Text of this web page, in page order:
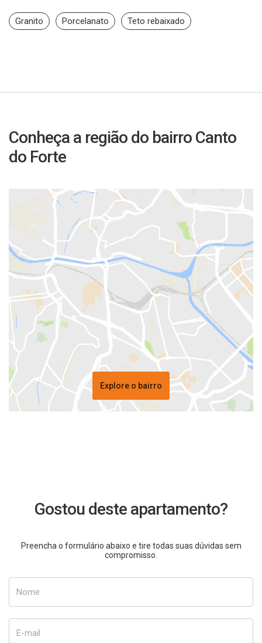
Granito Porcelanato Teto rebaixado
Conheça a região do bairro Canto
do Forte
Explore o bairro
Gostou deste apartamento?
Preencha o formulário abaixo e tire todas suas dúvidas sem
compromisso.